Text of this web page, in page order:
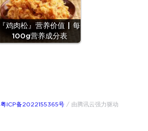
『鸡肉松』营养价值 | 每
100g营养成分表
粤ICP备2022155365号/ 由腾讯云强力驱动